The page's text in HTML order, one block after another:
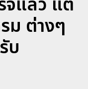
ม ต่างๆ
บ